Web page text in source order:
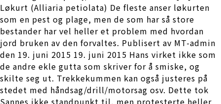
Løkurt (Alliaria petiolata) De fleste anser løkurten
som en pest og plage, men de som har så store
bestander har vel heller et problem med hvordan
jord bruken av den forvaltes. Publisert av MT-admin
den 19. juni 2015 19. juni 2015 Hans virket ikke som
de andre ekle gutta som skriver for å smiske, og
skilte seg ut. Trekkekummen kan også justeres på
stedet med håndsag/drill/motorsag osv. Dette tok
Sannes ikke standpunkt til, men protesterte heller